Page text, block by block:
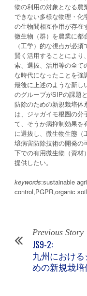
物の利用の対象となる農
できない多様な物理・化
の生物間相互作用が存在
微生物（群）を農業に都
（工学）的な視点が必
賢く活用することにより
索、選抜、活用等の全て
な時代になったことを強
最後に上述のような新し
のグループがSIPの課題
防除のための新規栽培体
は、ジャガイモ根圏の分
て、そうか病抑制効果を
に選抜し、微生物生態（
壌病害防除技術の開発の
下での有用微生物（資材
提供したい。
keywords:sustainable
control,PGPR,organic
Previous Story
JS9-2:
九州におけ
めの新規栽